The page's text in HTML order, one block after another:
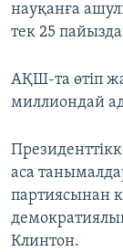
науқанға
тек 25
АҚШ-та өтіп
миллиондай
аса
партиясынан
Клинтон.